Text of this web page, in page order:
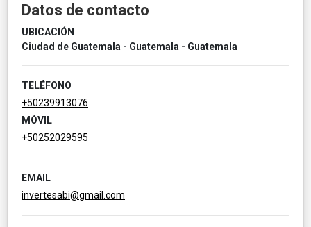
Datos de contacto
UBICACIÓN
Ciudad de Guatemala - Guatemala - Guatemala
TELÉFONO
+50239913076
MÓVIL
+50252029595
EMAIL
invertesabi@gmail.com